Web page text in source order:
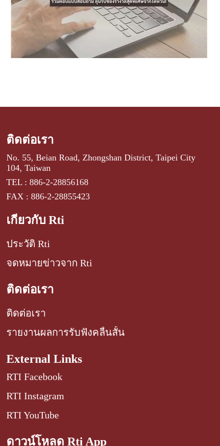
ติดต่อเรา
No. 55, Beian Road, Zhongshan District, Taipei City
104, Taiwan
TEL : 886-2-28856168
FAX : 886-2-28855423
เกี่ยวกับ Rti
ประวัติ Rti
จดหมายข่าวจาก Rti
ติดต่อเรา
ติดต่อเรา
รายงานผลการรับฟังคลื่นสั้น
External Links
RTI Facebook
RTI Instagram
RTI YouTube
ดาวน์โหลด Rti App